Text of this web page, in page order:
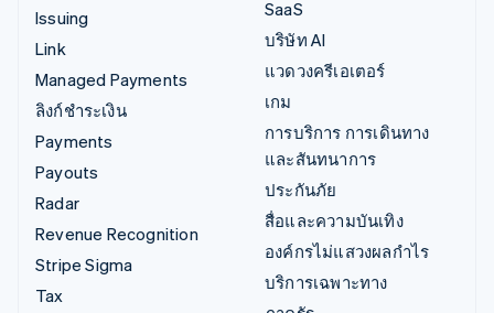
Issuing
Link
Managed Payments
ลิงก์ชำระเงิน
Payments
Payouts
Radar
Revenue Recognition
Stripe Sigma
Tax
SaaS
บริษัท AI
แวดวงครีเอเตอร์
เกม
การบริการ การเดินทาง
และสันทนาการ
ประกันภัย
สื่อและความบันเทิง
องค์กรไม่แสวงผลกำไร
บริการเฉพาะทาง